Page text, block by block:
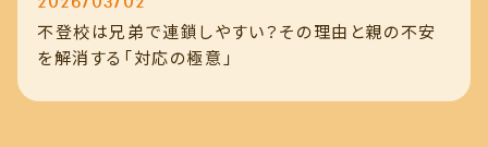
不登校は兄弟で連鎖しやすい？その理由と親の不安
を解消する「対応の極意」